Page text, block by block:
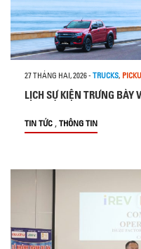
27 THÁNG HAI, 2026- TRUCKS,
LỊCH SỰ KIỆN TRƯNG BÀY
TIN TỨC , THÔNG TIN